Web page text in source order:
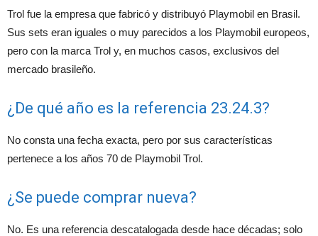
Trol fue la empresa que fabricó y distribuyó Playmobil en Brasil.
Sus sets eran iguales o muy parecidos a los Playmobil europeos,
pero con la marca Trol y, en muchos casos, exclusivos del
mercado brasileño.
¿De qué año es la referencia 23.24.3?
No consta una fecha exacta, pero por sus características
pertenece a los años 70 de Playmobil Trol.
¿Se puede comprar nueva?
No. Es una referencia descatalogada desde hace décadas; solo